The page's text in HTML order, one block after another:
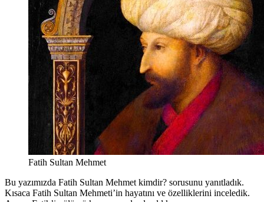
Fatih Sultan Mehmet
Bu yazımızda Fatih Sultan Mehmet kimdir? sorusunu yanıtladık.
Kısaca Fatih Sultan Mehmeti’in hayatını ve özelliklerini inceledik.